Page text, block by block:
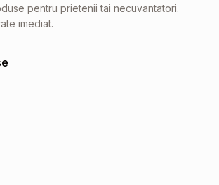
pentru prietenii tai necuvantatori.
imediat.